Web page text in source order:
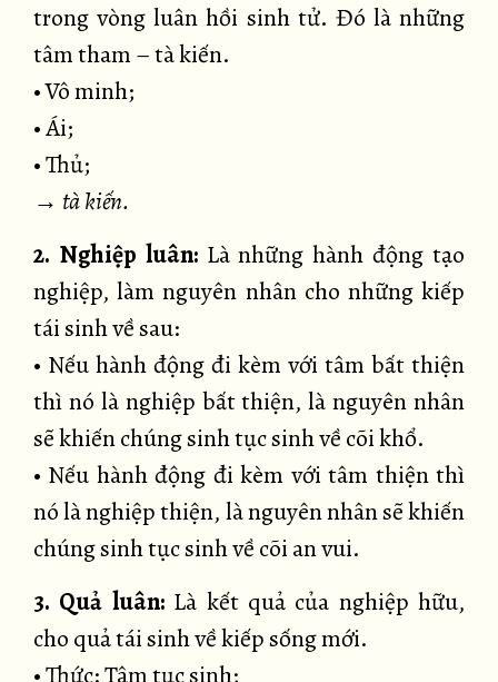
trong vòng luân hồi sinh tử. Đó là những
tâm tham – tà kiến.
• Vô minh;
• Ái;
• Thủ;
→ tà kiến.
2. Nghiệp luân:Là những hành động tạo
nghiệp, làm nguyên nhân cho những kiếp
tái sinh về sau:
• Nếu hành động đi kèm với tâm bất thiện
thì nó là nghiệp bất thiện, là nguyên nhân
sẽ khiến chúng sinh tục sinh về cõi khổ.
• Nếu hành động đi kèm với tâm thiện thì
nó là nghiệp thiện, là nguyên nhân sẽ khiến
chúng sinh tục sinh về cõi an vui.
3. Quả luân:Là kết quả của nghiệp hữu,
cho quả tái sinh về kiếp sống mới.